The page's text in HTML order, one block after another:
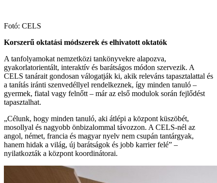
Fotó: CELS
Korszerű oktatási módszerek és elhivatott oktatók
A tanfolyamokat nemzetközi tankönyvekre alapozva,
gyakorlatorientált, interaktív és barátságos módon szervezik. A
CELS tanárait gondosan válogatják ki, akik releváns tapasztalattal és
a tanítás iránti szenvedéllyel rendelkeznek, így minden tanuló –
gyermek, fiatal vagy felnőtt – már az első modulok során fejlődést
tapasztalhat.
„Célunk, hogy minden tanuló, aki átlépi a központ küszöbét,
mosollyal és nagyobb önbizalommal távozzon. A CELS-nél az
angol, német, francia és magyar nyelv nem csupán tantárgyak,
hanem hidak a világ, új barátságok és jobb karrier felé” –
nyilatkozták a központ koordinátorai.